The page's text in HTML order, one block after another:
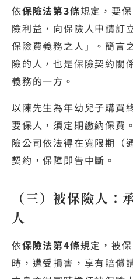
依保險法第3條規定，要
險利益，向保險人申請訂
保險費義務之人」。簡言
險的人，也是保險契約關
義務的一方。
以陳先生為年幼兒子購買
要保人，須定期繳納保費
險公司依法得在寬限期（
契約，保障即告中斷。
（三）被保險人：
人
依保險法第4條規定，被
時，遭受損害，享有賠償